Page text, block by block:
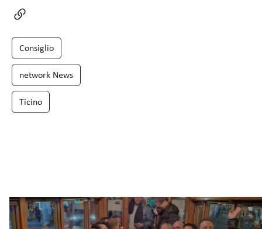
Consiglio
network News
Ticino